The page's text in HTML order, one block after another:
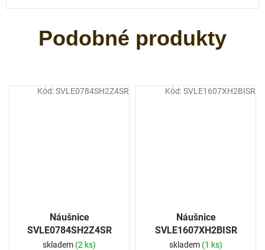
Náušnice
SVLE0784SH2Z4SR
skladem (2 ks)
Kód:SVLE0784SH2Z4SR
Náušnice
SVLE1607XH2BISR
skladem (1 ks)
Kód:SVLE1607XH2BISR